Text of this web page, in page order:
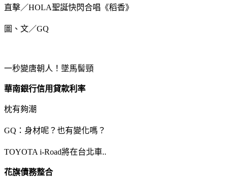
直擊／HOLA聖誕快閃合唱《稻香》
圖、文／GQ
一秒變唐朝人！墜馬髻頸
華南銀行信用貸款利率
枕有夠潮
GQ：身材呢？也有變化嗎？
TOYOTA i-Road將在台北車..
花旗債務整合